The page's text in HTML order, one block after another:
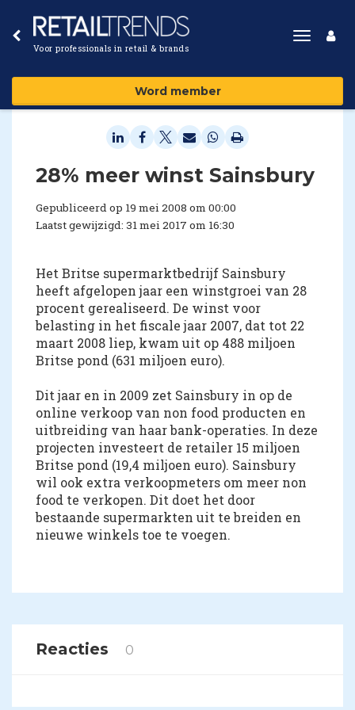
Voor professionals in retail & brands
Toggle
Word member
28% meer winst Sainsbury
Gepubliceerd op 19 mei 2008 om 00:00
Laatst gewijzigd: 31 mei 2017 om 16:30
Het Britse supermarktbedrijf Sainsbury
heeft afgelopen jaar een winstgroei van 28
procent gerealiseerd. De winst voor
belasting in het fiscale jaar 2007, dat tot 22
maart 2008 liep, kwam uit op 488 miljoen
Britse pond (631 miljoen euro).
Dit jaar en in 2009 zet Sainsbury in op de
online verkoop van non food producten en
uitbreiding van haar bank-operaties. In deze
projecten investeert de retailer 15 miljoen
Britse pond (19,4 miljoen euro). Sainsbury
wil ook extra verkoopmeters om meer non
food te verkopen. Dit doet het door
bestaande supermarkten uit te breiden en
nieuwe winkels toe te voegen.
Reacties 0